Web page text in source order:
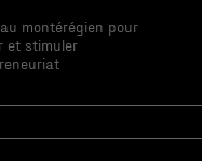
montérégien pour
et stimuler